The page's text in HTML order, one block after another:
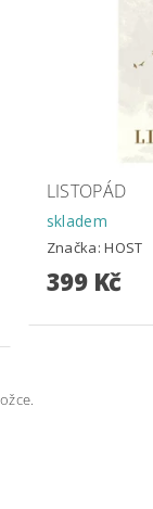
LISTOPÁD
skladem
Značka:HOST
399 Kč